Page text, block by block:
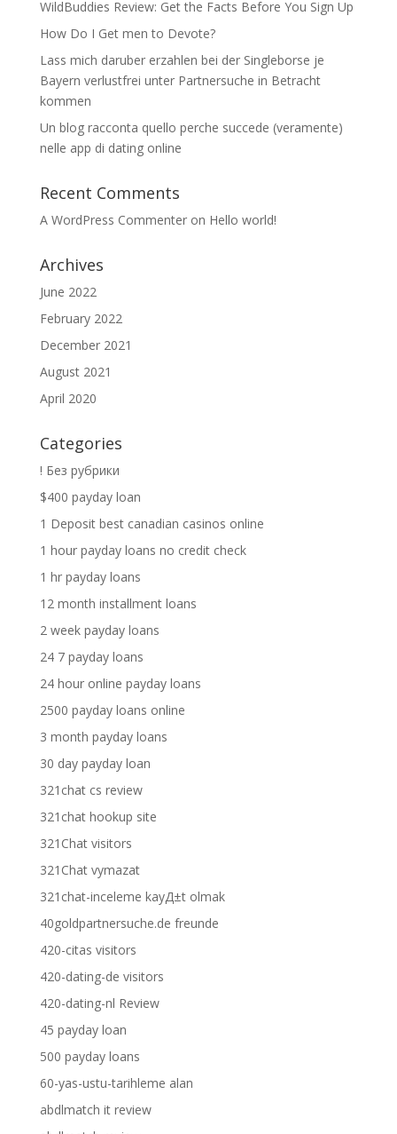
WildBuddies Review: Get the Facts Before You Sign Up
How Do I Get men to Devote?
Lass mich daruber erzahlen bei der Singleborse je
Bayern verlustfrei unter Partnersuche in Betracht
kommen
Un blog racconta quello perche succede (veramente)
nelle app di dating online
Recent Comments
A WordPress Commenteron Hello world!
Archives
June 2022
February 2022
December 2021
August 2021
April 2020
Categories
! Без рубрики
$400 payday loan
1 Deposit best canadian casinos online
1 hour payday loans no credit check
1 hr payday loans
12 month installment loans
2 week payday loans
24 7 payday loans
24 hour online payday loans
2500 payday loans online
3 month payday loans
30 day payday loan
321chat cs review
321chat hookup site
321Chat visitors
321Chat vymazat
321chat-inceleme kayД±t olmak
40goldpartnersuche.de freunde
420-citas visitors
420-dating-de visitors
420-dating-nl Review
45 payday loan
500 payday loans
60-yas-ustu-tarihleme alan
abdlmatch it review